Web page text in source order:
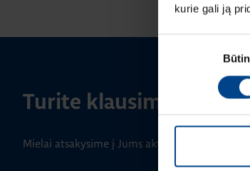
kurie gali ją
Turite klausimų?
Mielai atsakysime į Jums aktualius klausimus.